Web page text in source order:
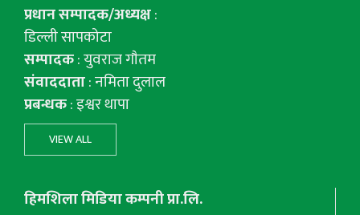
प्रधान सम्पादक/अध्यक्ष:
डिल्ली सापकोटा
सम्पादक: युवराज गाैतम
संवाददाता: नमिता दुलाल
प्रबन्धक: इश्वर थापा
VIEW ALL
हिमशिला मिडिया कम्पनी प्रा.लि.